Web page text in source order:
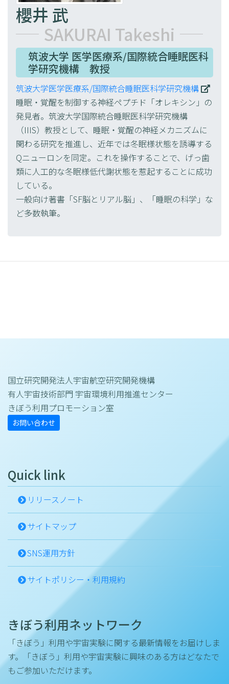
要旨
本研究では、脳の特定の神経細胞を操作する
ことで、動物に「人工冬眠」と呼ばれる低体
温・低代謝状態を誘導し、その仕組みを明ら
かにすることを目的としています。 冬眠は
一部の動物に見られる特殊な生理状態であ
り、体温や代謝を大きく低下させることで、
厳しい環境を生き延びる戦略です。近年、こ
のような状態を人工的に誘導できることが明
らかになり、医療や宇宙探査への応用が期待
されています。
特に宇宙環境では、微小重力や宇宙放射線な
どのストレスが生体に与える影響が大きく、
長期滞在における健康維持が重要な課題とな
っています。本研究では、宇宙という特殊環
神経細胞（体温や代謝を調節する神経回路）
状態）を誘導します。また、生体モニタリン
グ技術を用いて、体温や心拍などのデータを
測定します。
地上実験に加えて、国際宇宙ステーション
人工冬眠状態の誘導の可否と安定性
体温・代謝・心拍などの生理指標の変
神経活動や脳機能の変化
宇宙環境が人工冬眠に与える影響
また、人工冬眠からの回復過程も詳細に解析
し、安全性や可逆性（元に戻る性質）につい
ても評価します。
これにより、「宇宙環境下でも人工冬眠を安
定して誘導できるか」という根本的な問いに
答えるとともに、その制御メカニズムの理解
を深めます。
櫻井 武
SAKURAI Takeshi
筑波大学 医学医療系/国際統合睡眠医科
学研究機構 教授
筑波大学医学医療系/国際統合睡眠医科学研究機構
睡眠・覚醒を制御する神経ペプチド「オレキシン」の
発見者。筑波大学国際統合睡眠医科学研究機構
（IIIS）教授として、睡眠・覚醒の神経メカニズムに
関わる研究を推進し、近年では冬眠様状態を誘導する
Qニューロンを同定。これを操作することで、げっ歯
類に人工的な冬眠様低代謝状態を惹起することに成功
している。
一般向け著書「SF脳とリアル脳」、「睡眠の科学」な
ど多数執筆。
国立研究開発法人宇宙航空研究開発機構
有人宇宙技術部門 宇宙環境利用推進センター
きぼう利用プロモーション室
お問い合わせ
Quick link
リリースノート
サイトマップ
SNS運用方針
サイトポリシー・利用規約
きぼう利用ネットワーク
「きぼう」利用や宇宙実験に関する最新情報をお届けしま
す。「きぼう」利用や宇宙実験に興味のある方はどなたで
もご参加いただけます。